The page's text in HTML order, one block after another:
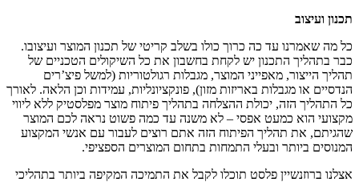
תכנון ועיצוב
כל מה שאמרנו עד כה כרוך כולו בשלב קריטי של תכנון המוצר ועיצובו.
כבר בתהליך התכנון יש לקחת בחשבון את כל השיקולים הטכניים של
תהליך הייצור, מאפייני המוצר, מגבלות רגולטוריות (למשל פיצ’רים
הנדסיים או מגבלות באריזות מזון), פונקציונליות, עמידות וכן הלאה. לאורך
כל התהליך הזה, יכולת ההצלחה בתהליך פיתוח מוצר מפלסטיק ללא ליווי
מקצועי הוא כמעט אפסי – לא משנה עד כמה פשוט נראה לכם המוצר
שהגיתם, את תהליך הפיתוח הזה אתם רוצים לעבור עם אנשי המקצוע
המנוסים ביותר ובעלי התמחות בתחום המוצרים הספציפי.
אצלנו ברוזנשיין פלסט תוכלו לקבל את התמיכה המקיפה ביותר בתהליכי